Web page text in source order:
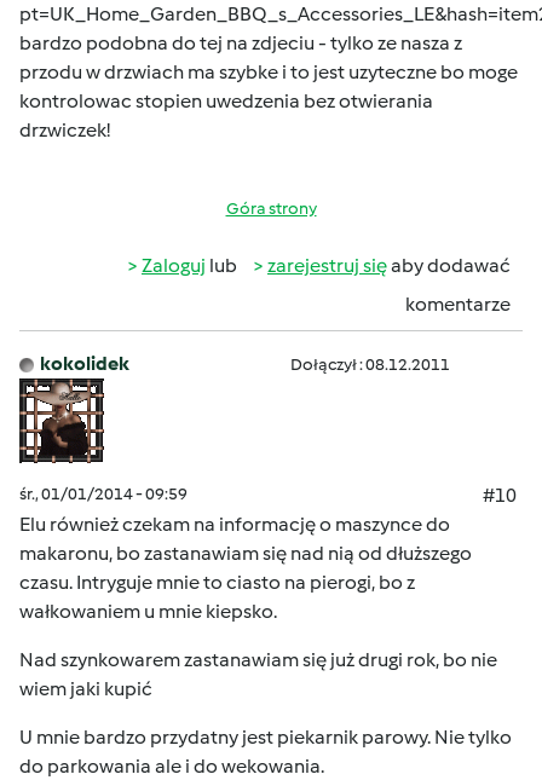
bardzo podobna do tej na zdjeciu - tylko ze nasza z
przodu w drzwiach ma szybke i to jest uzyteczne bo moge
kontrolowac stopien uwedzenia bez otwierania
drzwiczek!
Góra strony
Zaloguj lub zarejestruj sięaby dodawać
komentarze
kokolidek Dołączył : 08.12.2011
śr., 01/01/2014 - 09:59
#10
Elu również czekam na informację o maszynce do
makaronu, bo zastanawiam się nad nią od dłuższego
czasu. Intryguje mnie to ciasto na pierogi, bo z
wałkowaniem u mnie kiepsko.
Nad szynkowarem zastanawiam się już drugi rok, bo nie
wiem jaki kupić
U mnie bardzo przydatny jest piekarnik parowy. Nie tylko
do parkowania ale i do wekowania.